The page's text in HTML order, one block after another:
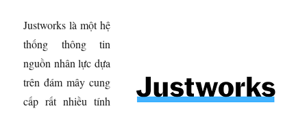
Justworks là một hệ
thống thông tin
nguồn nhân lực dựa
trên đám mây cung
cấp rất nhiều tính